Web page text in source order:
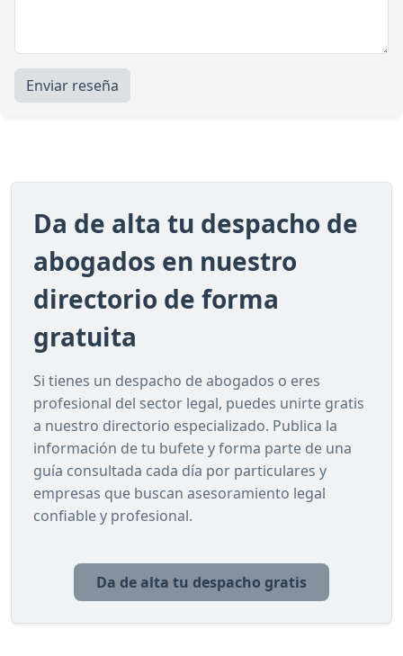
Enviar reseña
Da de alta tu despacho de
abogados en nuestro
directorio de forma
gratuita
Si tienes un despacho de abogados o eres
profesional del sector legal, puedes unirte gratis
a nuestro directorio especializado. Publica la
información de tu bufete y forma parte de una
guía consultada cada día por particulares y
empresas que buscan asesoramiento legal
confiable y profesional.
Da de alta tu despacho gratis